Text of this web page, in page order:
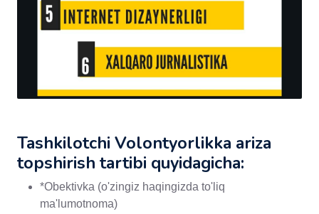
Tashkilotchi Volontyorlikka ariza
topshirish tartibi quyidagicha:
*Obektivka (o'zingiz haqingizda to'liq
ma'lumotnoma)